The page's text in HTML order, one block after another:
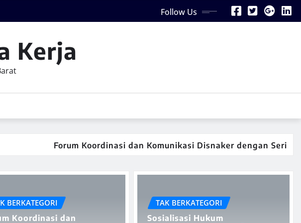
Follow Us
Kerja
Forum Koordinasi dan Komunikasi Disnaker dengan Serikat
BERKATEGORI
Koordinasi dan
TAK BERKATEGORI
Sosialisasi Hukum